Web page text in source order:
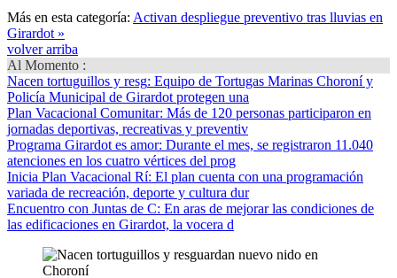
Más en esta categoría: Activan despliegue preventivo tras lluvias en
Girardot »
volver arriba
Al Momento :
Nacen tortuguillos y resg: Equipo de Tortugas Marinas Choroní y
Policía Municipal de Girardot protegen una
Plan Vacacional Comunitar: Más de 120 personas participaron en
jornadas deportivas, recreativas y preventiv
Programa Girardot es amor: Durante el mes, se registraron 11.040
atenciones en los cuatro vértices del prog
Inicia Plan Vacacional Rí: El plan cuenta con una programación
variada de recreación, deporte y cultura dur
Encuentro con Juntas de C: En aras de mejorar las condiciones de
las edificaciones en Girardot, la vocera d